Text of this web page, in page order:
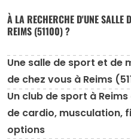
À LA RECHERCHE D'UNE SALLE
REIMS (51100) ?
Une salle de sport et de
de chez vous à Reims
Un club de sport à
de cardio, musculation,
options